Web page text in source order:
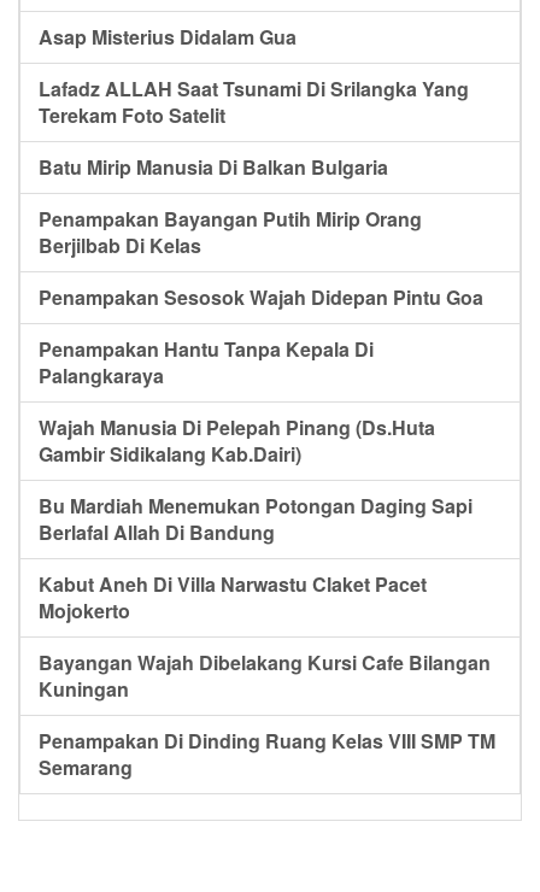
Asap Misterius Didalam Gua
Lafadz ALLAH Saat Tsunami Di Srilangka Yang
Terekam Foto Satelit
Batu Mirip Manusia Di Balkan Bulgaria
Penampakan Bayangan Putih Mirip Orang
Berjilbab Di Kelas
Penampakan Sesosok Wajah Didepan Pintu Goa
Penampakan Hantu Tanpa Kepala Di
Palangkaraya
Wajah Manusia Di Pelepah Pinang (Ds.Huta
Gambir Sidikalang Kab.Dairi)
Bu Mardiah Menemukan Potongan Daging Sapi
Berlafal Allah Di Bandung
Kabut Aneh Di Villa Narwastu Claket Pacet
Mojokerto
Bayangan Wajah Dibelakang Kursi Cafe Bilangan
Kuningan
Penampakan Di Dinding Ruang Kelas VIII SMP TM
Semarang